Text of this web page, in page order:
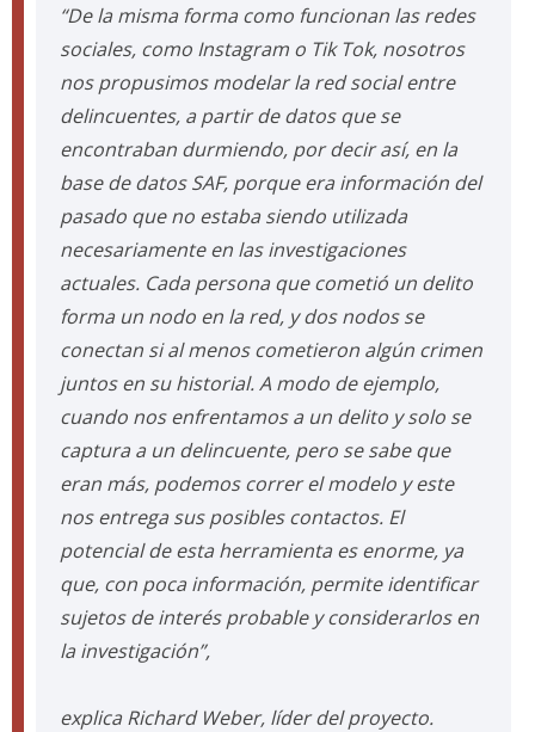
“De la misma forma como funcionan las redes
sociales, como Instagram o Tik Tok, nosotros
nos propusimos modelar la red social entre
delincuentes, a partir de datos que se
encontraban durmiendo, por decir así, en la
base de datos SAF, porque era información del
pasado que no estaba siendo utilizada
necesariamente en las investigaciones
actuales. Cada persona que cometió un delito
forma un nodo en la red, y dos nodos se
conectan si al menos cometieron algún crimen
juntos en su historial. A modo de ejemplo,
cuando nos enfrentamos a un delito y solo se
captura a un delincuente, pero se sabe que
eran más, podemos correr el modelo y este
nos entrega sus posibles contactos. El
potencial de esta herramienta es enorme, ya
que, con poca información, permite identificar
sujetos de interés probable y considerarlos en
la investigación”,
explica Richard Weber, líder del proyecto.